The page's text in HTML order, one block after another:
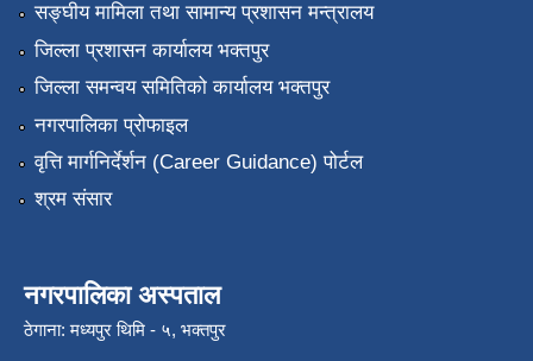
सङ्‍घीय मामिला तथा सामान्य प्रशासन मन्त्रालय
जिल्ला प्रशासन कार्यालय भक्तपुर
जिल्ला समन्वय समितिको कार्यालय भक्तपुर
नगरपालिका प्रोफाइल
वृत्ति मार्गनिर्देर्शन (Career Guidance) पोर्टल
श्रम संसार
नगरपालिका अस्पताल
ठेगाना: मध्यपुर थिमि - ५, भक्तपुर